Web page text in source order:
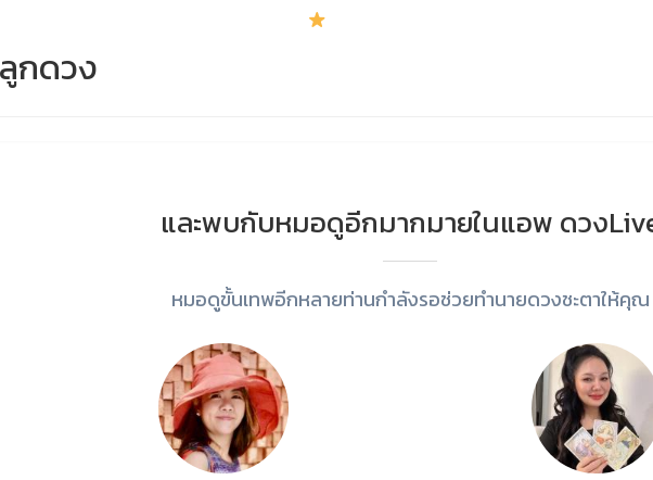
กดวง
และพบกับหมอดูอีกมากมายในแอพ ดวง
หมอดูขั้นเทพอีกหลายท่านกำลังรอช่วยทำนายดวงชะตาให้คุณ